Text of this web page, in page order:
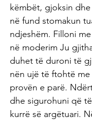
këmbët, gjoksin
në fund stomakun
ndjeshëm. Filloni
në moderim Ju
duhet të duroni të
nën ujë të ftohtë me
provën e parë.
dhe sigurohuni që
kurrë së argëtuari.